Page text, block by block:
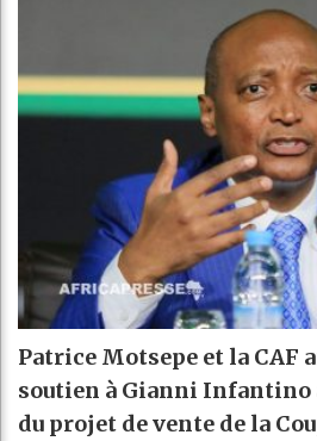
Patrice Motsepe et la CAF
soutien à Gianni Infantino
du projet de vente de la